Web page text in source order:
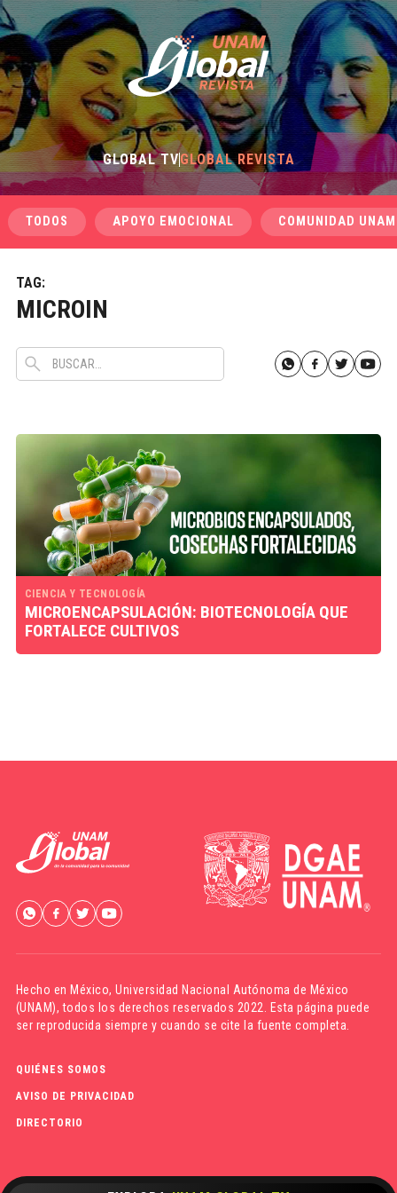
GLOBAL TVGLOBAL REVISTA
TODOS APOYO EMOCIONAL COMUNIDAD UNAM
TAG:
MICROIN
CIENCIA Y TECNOLOGÍA
MICROENCAPSULACIÓN: BIOTECNOLOGÍA QUE
FORTALECE CULTIVOS
Hecho en México,Universidad Nacional Autónoma de México
(UNAM), todos los derechos reservados 2022. Esta página puede
ser reproducida siempre y cuando se cite la fuente completa.
QUIÉNES SOMOS
AVISO DE PRIVACIDAD
DIRECTORIO